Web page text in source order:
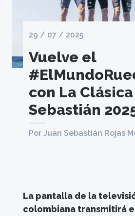
29 / 07 / 2025
Vuelve el
con La
Sebastián
Por Juan Sebastián Rojas
La pantalla de la
colombiana transmitirá